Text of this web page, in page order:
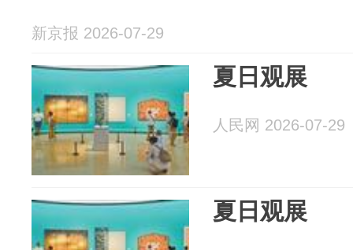
新京报 2026-07-29
夏日观展
人民网 2026-07-29
夏日观展